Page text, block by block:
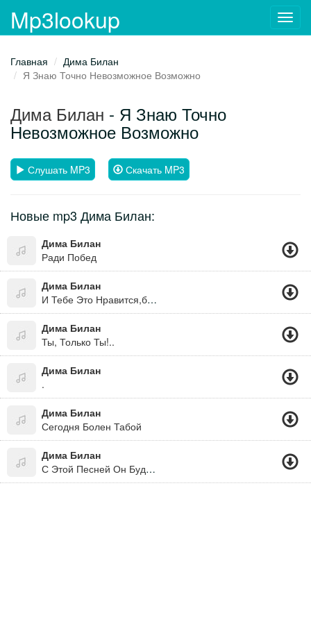
Mp3lookup
Главная
Дима Билан
Я Знаю Точно Невозможное Возможно
Дима Билан - Я Знаю Точно
Невозможное Возможно
Слушать MP3 Скачать MP3
Новые mp3 Дима Билан:
Дима Билан
Ради Побед
Дима Билан
И Тебе Это Нравится,быть Несчастной И Думать О Ком То,это Модно. Дорожить Своей Свободой Но Мечтать С Ней Расстаться
Дима Билан
Ты, Только Ты!..
Дима Билан
.
Дима Билан
Сегодня Болен Табой
Дима Билан
С Этой Песней Он Будет Позорить Россию На Евровидении 2008\